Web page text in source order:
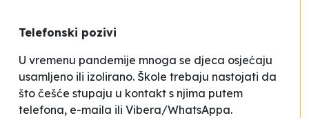
Telefonski pozivi
U vremenu pandemije mnoga se djeca osjećaju
usamljeno ili izolirano. Škole trebaju nastojati da
što češće stupaju u kontakt s njima putem
telefona, e-maila ili Vibera/WhatsAppa.